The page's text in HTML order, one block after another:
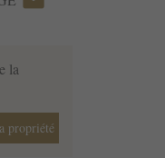
la
propriété